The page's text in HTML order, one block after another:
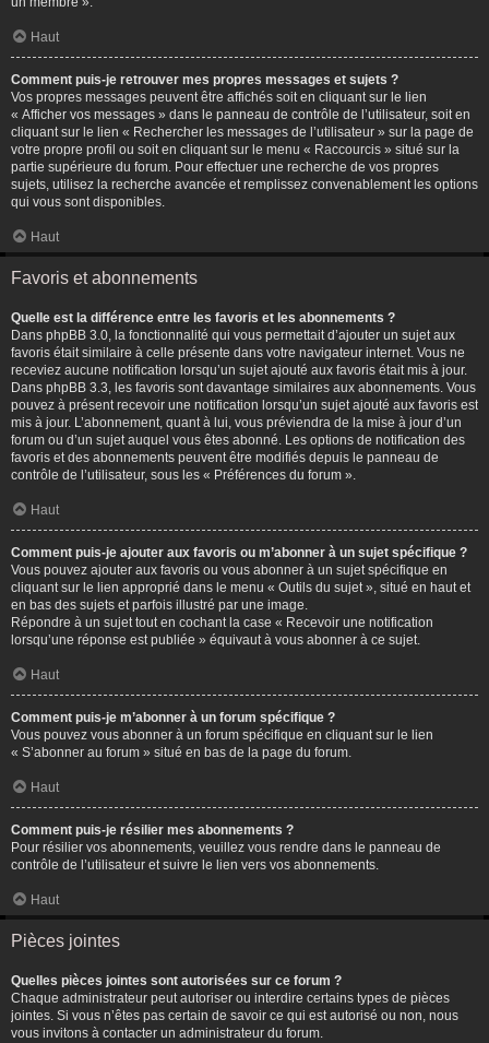
Haut
Comment puis-je retrouver mes propres messages et sujets ?
Vos propres messages peuvent être affichés soit en cliquant sur le lien
« Afficher vos messages » dans le panneau de contrôle de l’utilisateur, soit en
cliquant sur le lien « Rechercher les messages de l’utilisateur » sur la page de
votre propre profil ou soit en cliquant sur le menu « Raccourcis » situé sur la
partie supérieure du forum. Pour effectuer une recherche de vos propres
sujets, utilisez la recherche avancée et remplissez convenablement les options
qui vous sont disponibles.
Haut
Favoris et abonnements
Quelle est la différence entre les favoris et les abonnements ?
Dans phpBB 3.0, la fonctionnalité qui vous permettait d’ajouter un sujet aux
favoris était similaire à celle présente dans votre navigateur internet. Vous ne
receviez aucune notification lorsqu’un sujet ajouté aux favoris était mis à jour.
Dans phpBB 3.3, les favoris sont davantage similaires aux abonnements. Vous
pouvez à présent recevoir une notification lorsqu’un sujet ajouté aux favoris est
mis à jour. L’abonnement, quant à lui, vous préviendra de la mise à jour d’un
forum ou d’un sujet auquel vous êtes abonné. Les options de notification des
favoris et des abonnements peuvent être modifiés depuis le panneau de
contrôle de l’utilisateur, sous les « Préférences du forum ».
Haut
Comment puis-je ajouter aux favoris ou m’abonner à un sujet spécifique ?
Vous pouvez ajouter aux favoris ou vous abonner à un sujet spécifique en
cliquant sur le lien approprié dans le menu « Outils du sujet », situé en haut et
en bas des sujets et parfois illustré par une image.
Répondre à un sujet tout en cochant la case « Recevoir une notification
lorsqu’une réponse est publiée » équivaut à vous abonner à ce sujet.
Haut
Comment puis-je m’abonner à un forum spécifique ?
Vous pouvez vous abonner à un forum spécifique en cliquant sur le lien
« S’abonner au forum » situé en bas de la page du forum.
Haut
Comment puis-je résilier mes abonnements ?
Pour résilier vos abonnements, veuillez vous rendre dans le panneau de
contrôle de l’utilisateur et suivre le lien vers vos abonnements.
Haut
Pièces jointes
Quelles pièces jointes sont autorisées sur ce forum ?
Chaque administrateur peut autoriser ou interdire certains types de pièces
jointes. Si vous n’êtes pas certain de savoir ce qui est autorisé ou non, nous
vous invitons à contacter un administrateur du forum.